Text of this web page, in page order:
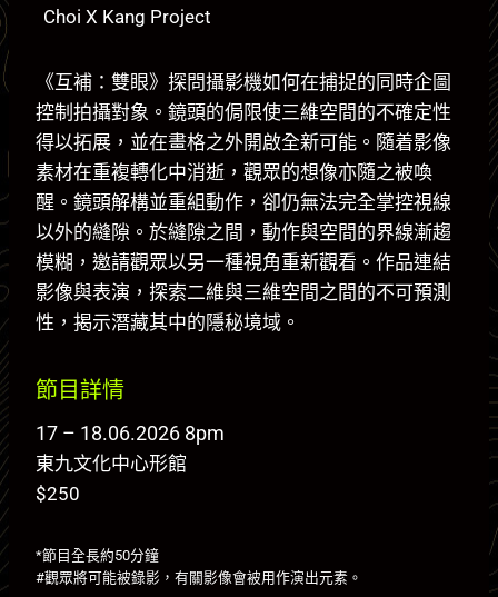
Choi X Kang Project
《互補：雙眼》探問攝影機如何在捕捉的同時企圖
控制拍攝對象。鏡頭的侷限使三維空間的不確定性
得以拓展，並在畫格之外開啟全新可能。隨着影像
素材在重複轉化中消逝，觀眾的想像亦隨之被喚
醒。鏡頭解構並重組動作，卻仍無法完全掌控視線
以外的縫隙。於縫隙之間，動作與空間的界線漸趨
模糊，邀請觀眾以另一種視角重新觀看。作品連結
影像與表演，探索二維與三維空間之間的不可預測
性，揭示潛藏其中的隱秘境域。
節目詳情
17 – 18.06.2026 8pm
東九文化中心形館
$250
*節目全長約50分鐘
#觀眾將可能被錄影，有關影像會被用作演出元素。